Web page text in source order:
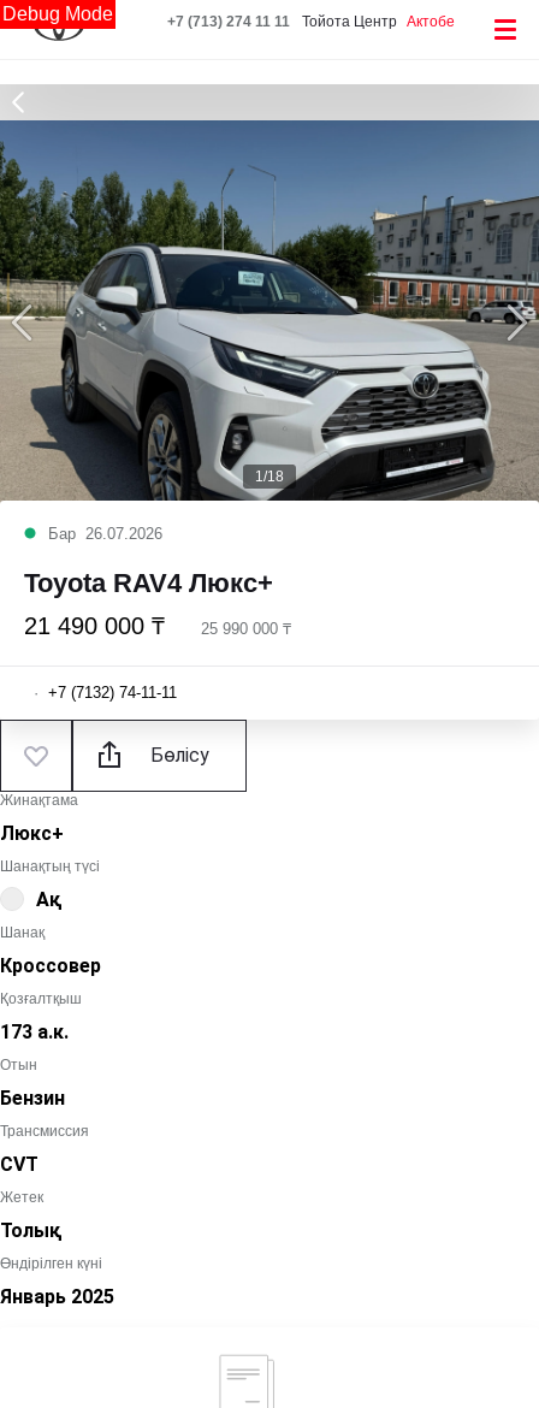
Debug Mode +7 (713) 274 11 11 Тойота Центр Актобе
1/18
Бар 26.07.2026
Toyota RAV4 Люкс+
21 490 000 ₸ 25 990 000 ₸
· +7 (7132) 74-11-11
Бөлісу
Жинақтама
Люкс+
Шанақтың түсі
Ақ
Шанақ
Кроссовер
Қозғалтқыш
173 а.к.
Отын
Бензин
Трансмиссия
CVT
Жетек
Толық
Өндірілген күні
Январь 2025